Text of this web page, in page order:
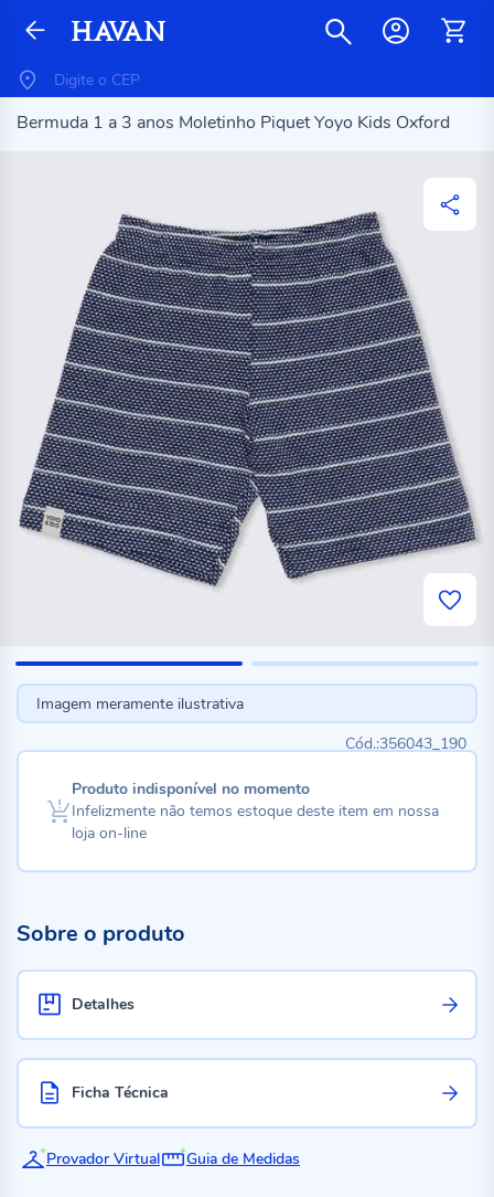
Bermuda 1 a 3 anos Moletinho Piquet Yoyo Kids Oxford
Imagem meramente ilustrativa
356043_190
Produto indisponível no momento
Infelizmente não temos estoque deste item em nossa
loja on-line
Sobre o produto
Detalhes
Ficha Técnica
Provador Virtual Guia de Medidas